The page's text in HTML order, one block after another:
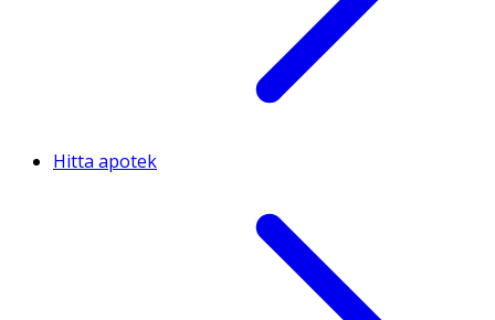
Hitta apotek